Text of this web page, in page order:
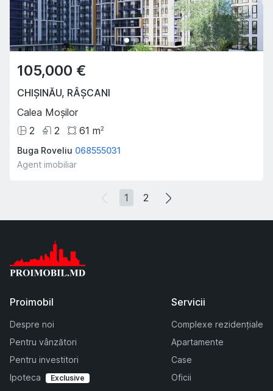
105,000 €
CHIȘINĂU, RÂȘCANI
Calea Moșilor
2
2 61 m2
Buga Roveliu 068555031
Agent imobiliar
1 2
Proimobil
Despre noi
Pentru vânzători
Pentru investitori
Ipoteca
Exclusive
Servicii
Complexe rezidențiale
Apartamente
Case
Oficii